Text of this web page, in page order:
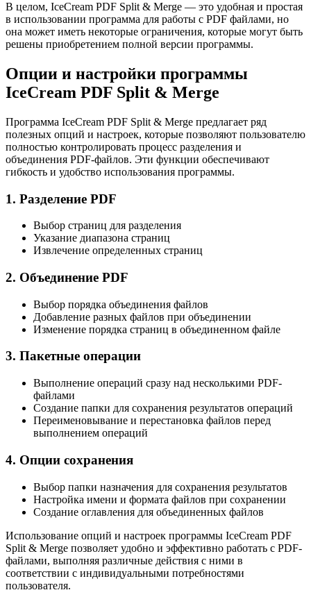
В целом, IceCream PDF Split & Merge — это удобная и простая
в использовании программа для работы с PDF файлами, но
она может иметь некоторые ограничения, которые могут быть
решены приобретением полной версии программы.
Опции и настройки программы
IceCream PDF Split & Merge
Программа IceCream PDF Split & Merge предлагает ряд
полезных опций и настроек, которые позволяют пользователю
полностью контролировать процесс разделения и
объединения PDF-файлов. Эти функции обеспечивают
гибкость и удобство использования программы.
1. Разделение PDF
Выбор страниц для разделения
Указание диапазона страниц
Извлечение определенных страниц
2. Объединение PDF
Выбор порядка объединения файлов
Добавление разных файлов при объединении
Изменение порядка страниц в объединенном файле
3. Пакетные операции
Выполнение операций сразу над несколькими PDF-
файлами
Создание папки для сохранения результатов операций
Переименовывание и перестановка файлов перед
выполнением операций
4. Опции сохранения
Выбор папки назначения для сохранения результатов
Настройка имени и формата файлов при сохранении
Создание оглавления для объединенных файлов
Использование опций и настроек программы IceCream PDF
Split & Merge позволяет удобно и эффективно работать с PDF-
файлами, выполняя различные действия с ними в
соответствии с индивидуальными потребностями
пользователя.